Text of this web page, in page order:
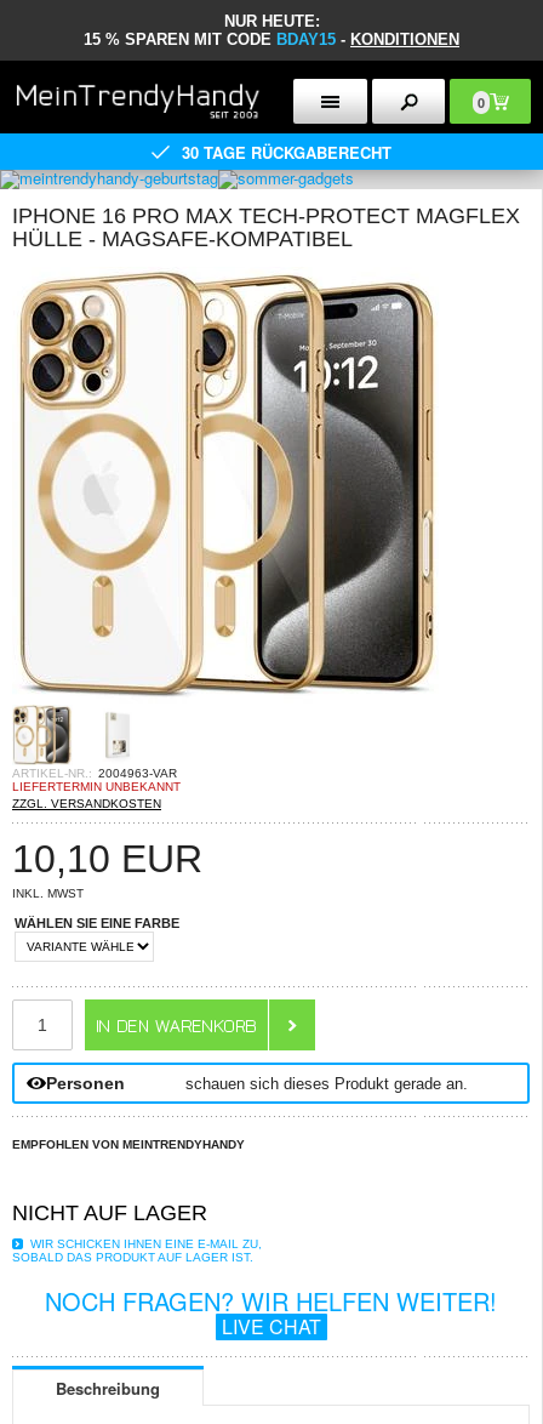
NUR HEUTE:
15 % SPAREN MIT CODE BDAY15 - KONDITIONEN
0
30 TAGE RÜCKGABERECHT
IPHONE 16 PRO MAX TECH-PROTECT MAGFLEX
HÜLLE - MAGSAFE-KOMPATIBEL
ARTIKEL-NR.: 2004963-VAR
LIEFERTERMIN UNBEKANNT
ZZGL. VERSANDKOSTEN
10,10 EUR
INKL. MWST
WÄHLEN SIE EINE FARBE
Personen schauen sich dieses Produkt gerade an.
EMPFOHLEN VON MEINTRENDYHANDY
NICHT AUF LAGER
WIR SCHICKEN IHNEN EINE E-MAIL ZU,
SOBALD DAS PRODUKT AUF LAGER IST.
NOCH FRAGEN? WIR HELFEN WEITER!
LIVE CHAT
Beschreibung